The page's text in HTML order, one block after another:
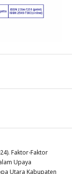
Faktor-Faktor
Upaya
Utara Kabupaten